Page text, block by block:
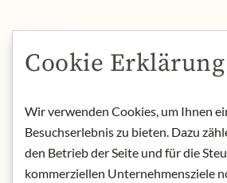
POPIS
Contact: Julius Meinl am
GmbH, 1010 Wien,
* Wir bitten um
Cookie Erklärung
Wir verwenden Cookies, um Ihnen
Besuchserlebnis zu bieten. Dazu
den Betrieb der Seite und für die
kommerziellen Unternehmensziele